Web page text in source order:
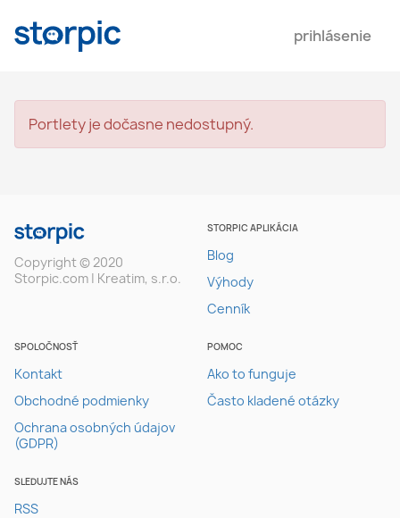
prihlásenie
Portlety je dočasne nedostupný.
Copyright © 2020
Storpic.com | Kreatim, s.r.o.
STORPIC APLIKÁCIA
Blog
Výhody
Cenník
SPOLOČNOSŤ
Kontakt
Obchodné podmienky
Ochrana osobných údajov
(GDPR)
POMOC
Ako to funguje
Často kladené otázky
SLEDUJTE NÁS
RSS